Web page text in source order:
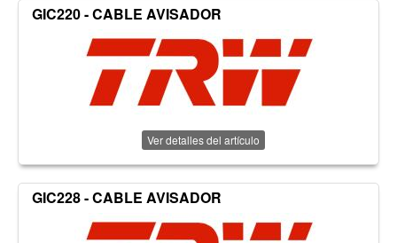
GIC220 - CABLE AVISADOR
Ver detalles del artículo
GIC228 - CABLE AVISADOR